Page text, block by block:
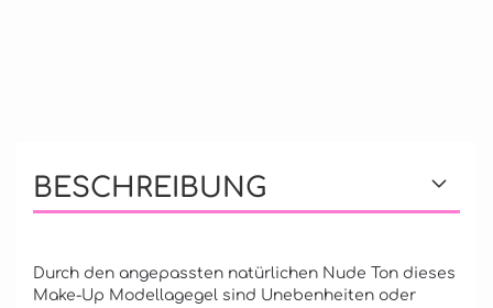
BESCHREIBUNG
Durch den angepassten natürlichen Nude Ton dieses
Make-Up Modellagegel sind Unebenheiten oder